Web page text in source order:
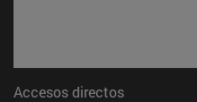
Accesos directos